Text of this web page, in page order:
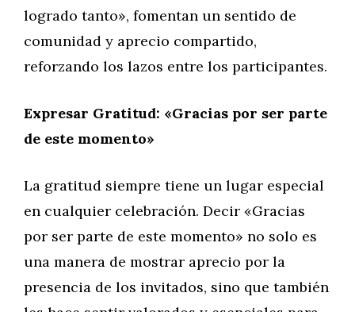
logrado tanto», fomentan un sentido de
comunidad y aprecio compartido,
reforzando los lazos entre los participantes.
Expresar Gratitud: «Gracias por ser parte
de este momento»
La gratitud siempre tiene un lugar especial
en cualquier celebración. Decir «Gracias
por ser parte de este momento» no solo es
una manera de mostrar aprecio por la
presencia de los invitados, sino que también